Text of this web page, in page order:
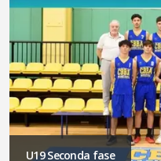
U19 Seconda fase